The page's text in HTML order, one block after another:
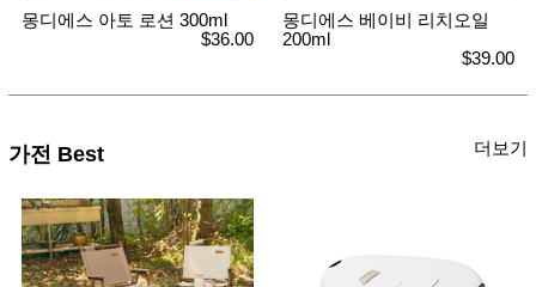
몽디에스 아토 로션 300ml
$36.00
몽디에스 베이비 리치오일
200ml
$39.00
가전 Best 더보기